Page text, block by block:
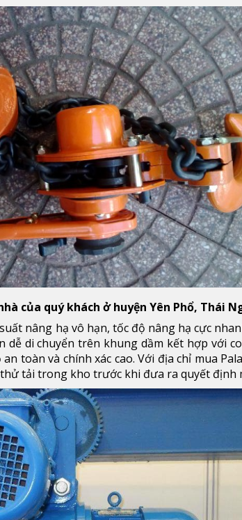
của quý khách ở huyện Yên Phổ, Thái
nâng hạ vô hạn, tốc độ nâng hạ cực
di chuyển trên khung dầm kết hợp với
toàn và chính xác cao. Với địa chỉ mua
tải trong kho trước khi đưa ra quyết định